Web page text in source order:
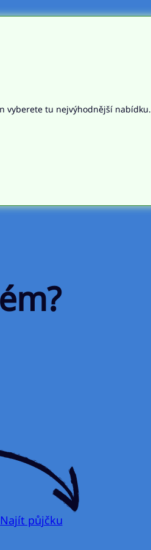
vyberete tu nejvýhodnější nabídku.
Najít půjčku